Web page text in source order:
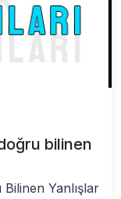
bilinen
Yanlışlar